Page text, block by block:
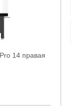
14 правая